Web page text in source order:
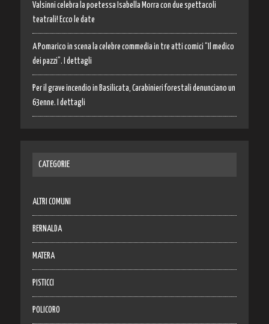
Valsinni celebra la poetessa Isabella Morra con due spettacoli
teatrali! Ecco le date
A Pomarico in scena la celebre commedia in tre atti comici “Il medico
dei pazzi”. I dettagli
Per il grave incendio in Basilicata, Carabinieri forestali denunciano un
63enne. I dettagli
CATEGORIE
ALTRI COMUNI
BERNALDA
MATERA
PISTICCI
POLICORO